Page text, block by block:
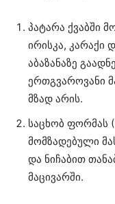
პატარა ქვაბში
ირისკა,
აბაზანაზე
ერთგვაროვანი
მზად არის.
საცხობ ფორმას
მომზადებული
და ნიჩაბით
მაცივარში.